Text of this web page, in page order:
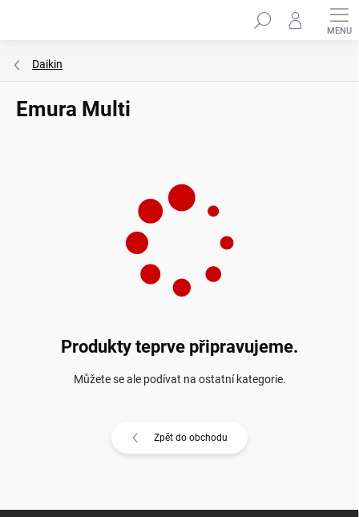
Hledat
Daikin
Emura Multi
Produkty teprve připravujeme.
Můžete se ale podívat na ostatní kategorie.
Zpět do obchodu